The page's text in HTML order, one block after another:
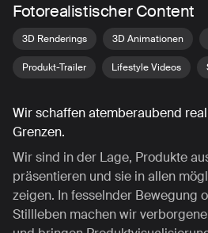
Fotorealistischer Content
3D Renderings 3D Animationen
Produkt-Trailer Lifestyle Videos
Wir schaffen atemberaubend
Grenzen.
Wir sind in der Lage, Produkte
präsentieren und sie in allen
zeigen. In fesselnder Bewegung
Stillleben machen wir